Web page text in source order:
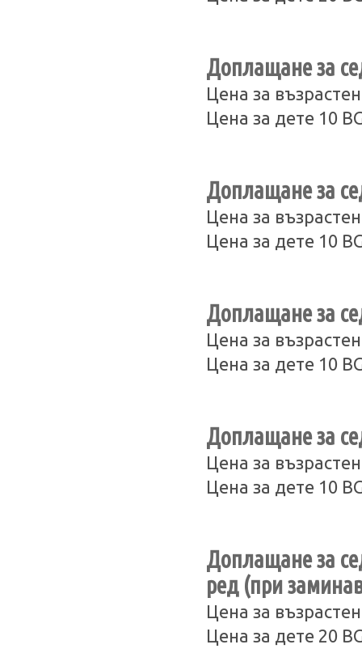
Доплащане за
Цена за
Цена за дете 10
Доплащане за
Цена за
Цена за дете 10
Доплащане за
Цена за
Цена за дете 10
Доплащане за
Цена за
Цена за дете 10
Доплащане за
ред (при
Цена за
Цена за дете 20